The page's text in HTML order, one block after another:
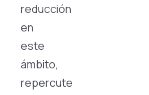
reducción
en
este
ámbito,
repercute